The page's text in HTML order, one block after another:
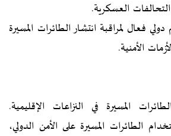
العسكرية.
فعال لمراقبة انتشار الطائرات المسيرة
الأمنية.
المسيرة في النزاعات الإقليمية.
الطائرات المسيرة على الأمن الدولي،